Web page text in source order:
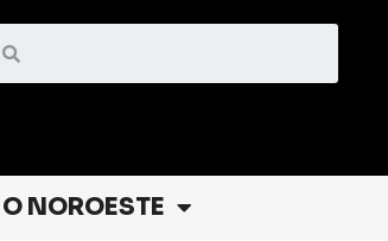
O NOROESTE